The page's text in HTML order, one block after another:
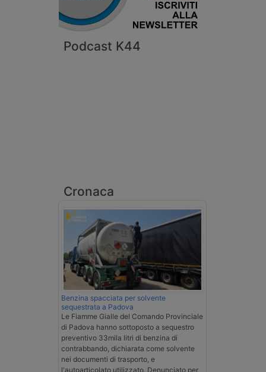
Podcast K44
Cronaca
Benzina spacciata per solvente
sequestrata a Padova
Le Fiamme Gialle del Comando Provinciale
di Padova hanno sottoposto a sequestro
preventivo 33mila litri di benzina di
contrabbando, dichiarata come solvente
nei documenti di trasporto, e
l'autoarticolato utilizzato. Denunciato per